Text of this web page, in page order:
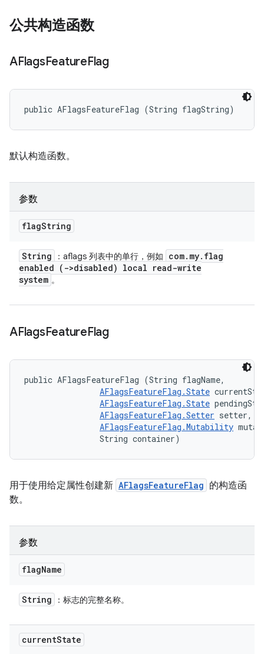
公共构造函数
AFlagsFeatureFlag
public AFlagsFeatureFlag (String flagString)
默认构造函数。
参数
flagString
String ：aflags 列表中的单行，例如 com. my. flag
enabled (->disabled) local read-write
system 。
AFlagsFeatureFlag
public AFlagsFeatureFlag (String flagName,
AFlagsFeatureFlag.State
AFlagsFeatureFlag.State
AFlagsFeatureFlag.Setter setter,
AFlagsFeatureFlag.Mutability
                String container)
用于使用给定属性创建新 AFlagsFeatureFlag 的构造函
数。
参数
flagName
String ：标志的完整名称。
currentState